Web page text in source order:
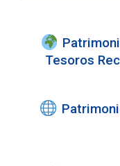
Tesoros